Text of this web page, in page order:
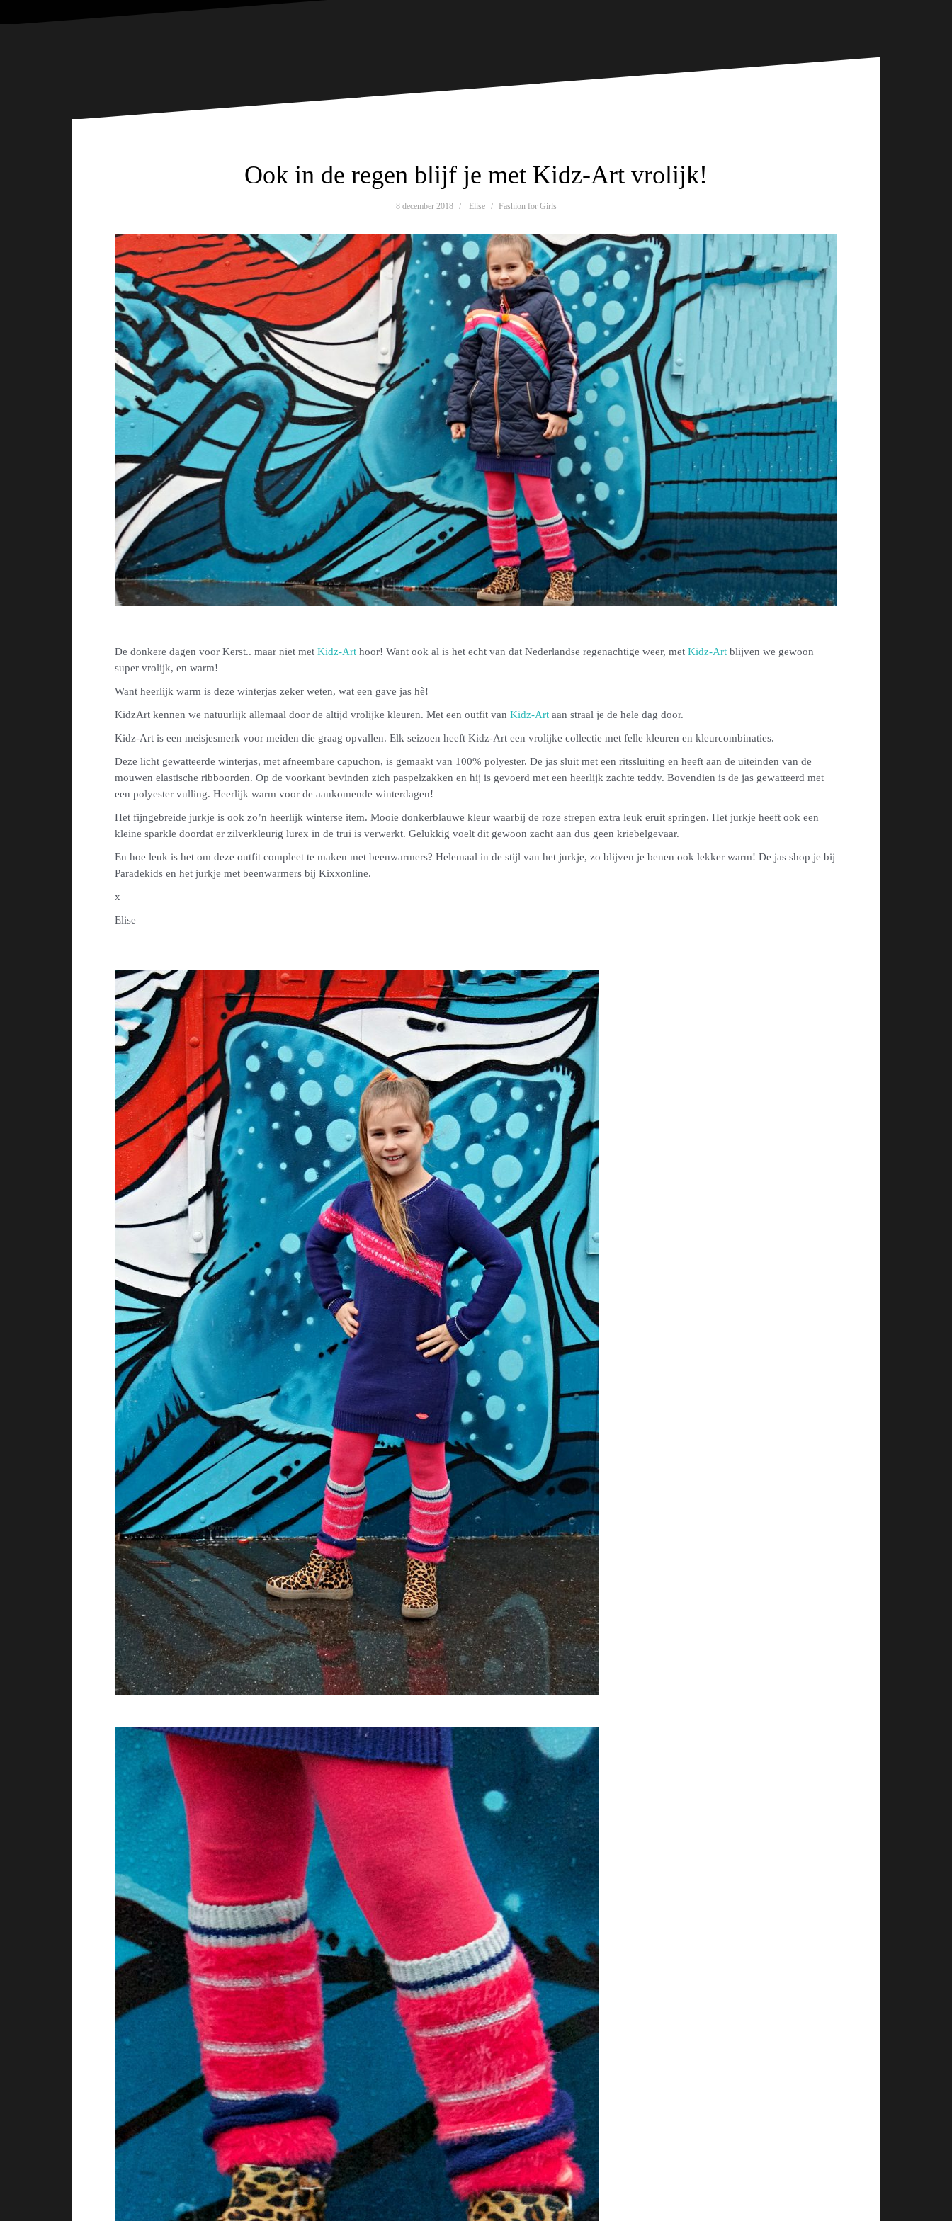
Ook in de regen blijf je met Kidz-Art vrolijk!
8 december 2018 Elise Fashion for Girls
De donkere dagen voor Kerst.. maar niet met Kidz-Art hoor! Want ook al is het echt van dat Nederlandse regenachtige weer, met Kidz-Art blijven we gewoon
super vrolijk, en warm!
Want heerlijk warm is deze winterjas zeker weten, wat een gave jas hè!
KidzArt kennen we natuurlijk allemaal door de altijd vrolijke kleuren. Met een outfit van Kidz-Art aan straal je de hele dag door.
Kidz-Art is een meisjesmerk voor meiden die graag opvallen. Elk seizoen heeft Kidz-Art een vrolijke collectie met felle kleuren en kleurcombinaties.
Deze licht gewatteerde winterjas, met afneembare capuchon, is gemaakt van 100% polyester. De jas sluit met een ritssluiting en heeft aan de uiteinden van de
mouwen elastische ribboorden. Op de voorkant bevinden zich paspelzakken en hij is gevoerd met een heerlijk zachte teddy. Bovendien is de jas gewatteerd met
een polyester vulling. Heerlijk warm voor de aankomende winterdagen!
Het fijngebreide jurkje is ook zo’n heerlijk winterse item. Mooie donkerblauwe kleur waarbij de roze strepen extra leuk eruit springen. Het jurkje heeft ook een
kleine sparkle doordat er zilverkleurig lurex in de trui is verwerkt. Gelukkig voelt dit gewoon zacht aan dus geen kriebelgevaar.
En hoe leuk is het om deze outfit compleet te maken met beenwarmers? Helemaal in de stijl van het jurkje, zo blijven je benen ook lekker warm! De jas shop je bij
Paradekids en het jurkje met beenwarmers bij Kixxonline.
x
Elise